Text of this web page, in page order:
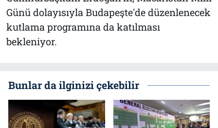
Günü dolayısıyla Budapeşte'de düzenlenecek
kutlama programına da katılması
bekleniyor.
Bunlar da ilginizi çekebilir